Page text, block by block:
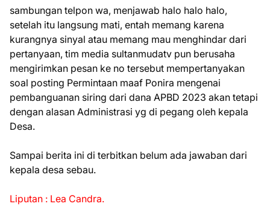
sambungan telpon wa, menjawab halo halo halo,
setelah itu langsung mati, entah memang karena
kurangnya sinyal atau memang mau menghindar dari
pertanyaan, tim media sultanmudatv pun berusaha
mengirimkan pesan ke no tersebut mempertanyakan
soal posting Permintaan maaf Ponira mengenai
pembanguanan siring dari dana APBD 2023 akan tetapi
dengan alasan Administrasi yg di pegang oleh kepala
Desa.
Sampai berita ini di terbitkan belum ada jawaban dari
kepala desa sebau.
Liputan : Lea Candra.